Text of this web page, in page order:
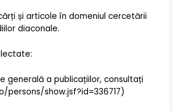
și articole în domeniul cercetării
diaconale.
generală a publicațiilor, consultați
persons/show.jsf?id=336717)